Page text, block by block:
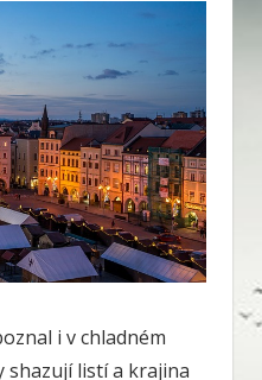
i v chladném
listí a krajina